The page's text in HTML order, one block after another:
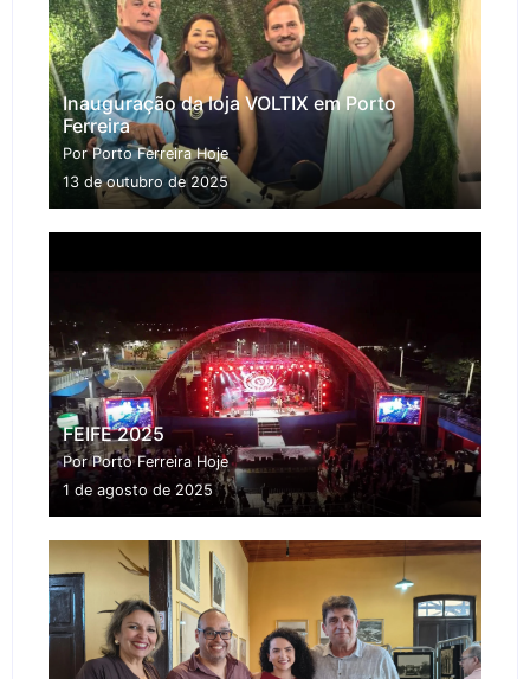
Inauguração da loja VOLTIX em Porto
Ferreira
Por Porto Ferreira Hoje
13 de outubro de 2025
FEIFE 2025
Por Porto Ferreira Hoje
1 de agosto de 2025